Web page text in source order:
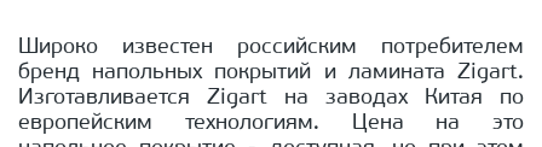
Широко известен российским потребителем
бренд напольных покрытий и ламината Zigart.
Изготавливается Zigart на заводах Китая по
европейским технологиям. Цена на это